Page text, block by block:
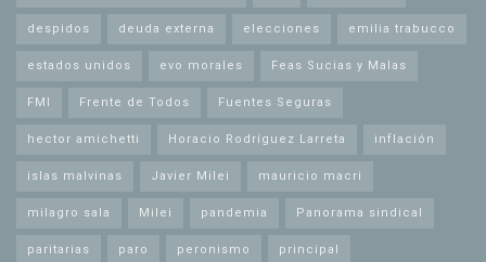
despidos deuda externa elecciones emilia trabucco
estados unidos evo morales Feas Sucias y Malas
FMI Frente de Todos Fuentes Seguras
hector amichetti Horacio Rodríguez Larreta inflación
islas malvinas Javier Milei mauricio macri
milagro sala Milei pandemia Panorama sindical
paritarias paro peronismo principal